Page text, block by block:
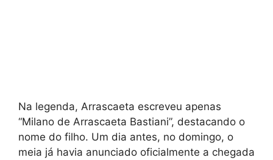
Na legenda, Arrascaeta escreveu apenas
“Milano de Arrascaeta Bastiani”, destacando o
nome do filho. Um dia antes, no domingo, o
meia já havia anunciado oficialmente a chegada